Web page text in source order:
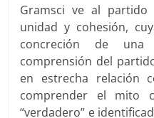
Gramsci ve al
unidad y cohesión,
concreción de una
comprensión del
en estrecha relación
comprender el mito
“verdadero” e